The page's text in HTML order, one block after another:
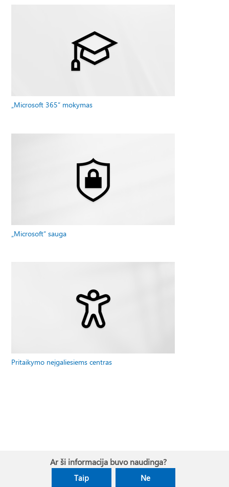
„Microsoft 365“ mokymas
„Microsoft“ sauga
Pritaikymo neįgaliesiems centras
Ar ši informacija buvo naudinga?
Taip Ne